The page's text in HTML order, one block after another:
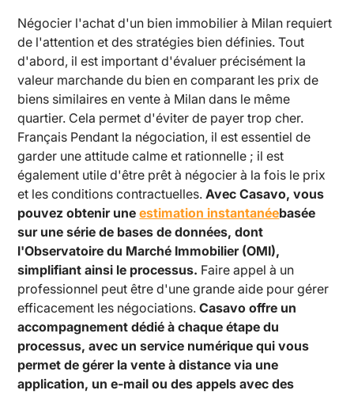
Négocier l'achat d'un bien immobilier à Milan requiert
de l'attention et des stratégies bien définies. Tout
d'abord, il est important d'évaluer précisément la
valeur marchande du bien en comparant les prix de
biens similaires en vente à Milan dans le même
quartier. Cela permet d'éviter de payer trop cher.
Français Pendant la négociation, il est essentiel de
garder une attitude calme et rationnelle ; il est
également utile d'être prêt à négocier à la fois le prix
et les conditions contractuelles.Avec Casavo, vous
pouvez obtenir uneestimation instantanéebasée
sur une série de bases de données, dont
l'Observatoire du Marché Immobilier (OMI),
simplifiant ainsi le processus. Faire appel à un
professionnel peut être d'une grande aide pour gérer
efficacement les négociations.Casavo offre un
accompagnement dédié à chaque étape du
processus, avec un service numérique qui vous
permet de gérer la vente à distance via une
application, un e-mail ou des appels avec des